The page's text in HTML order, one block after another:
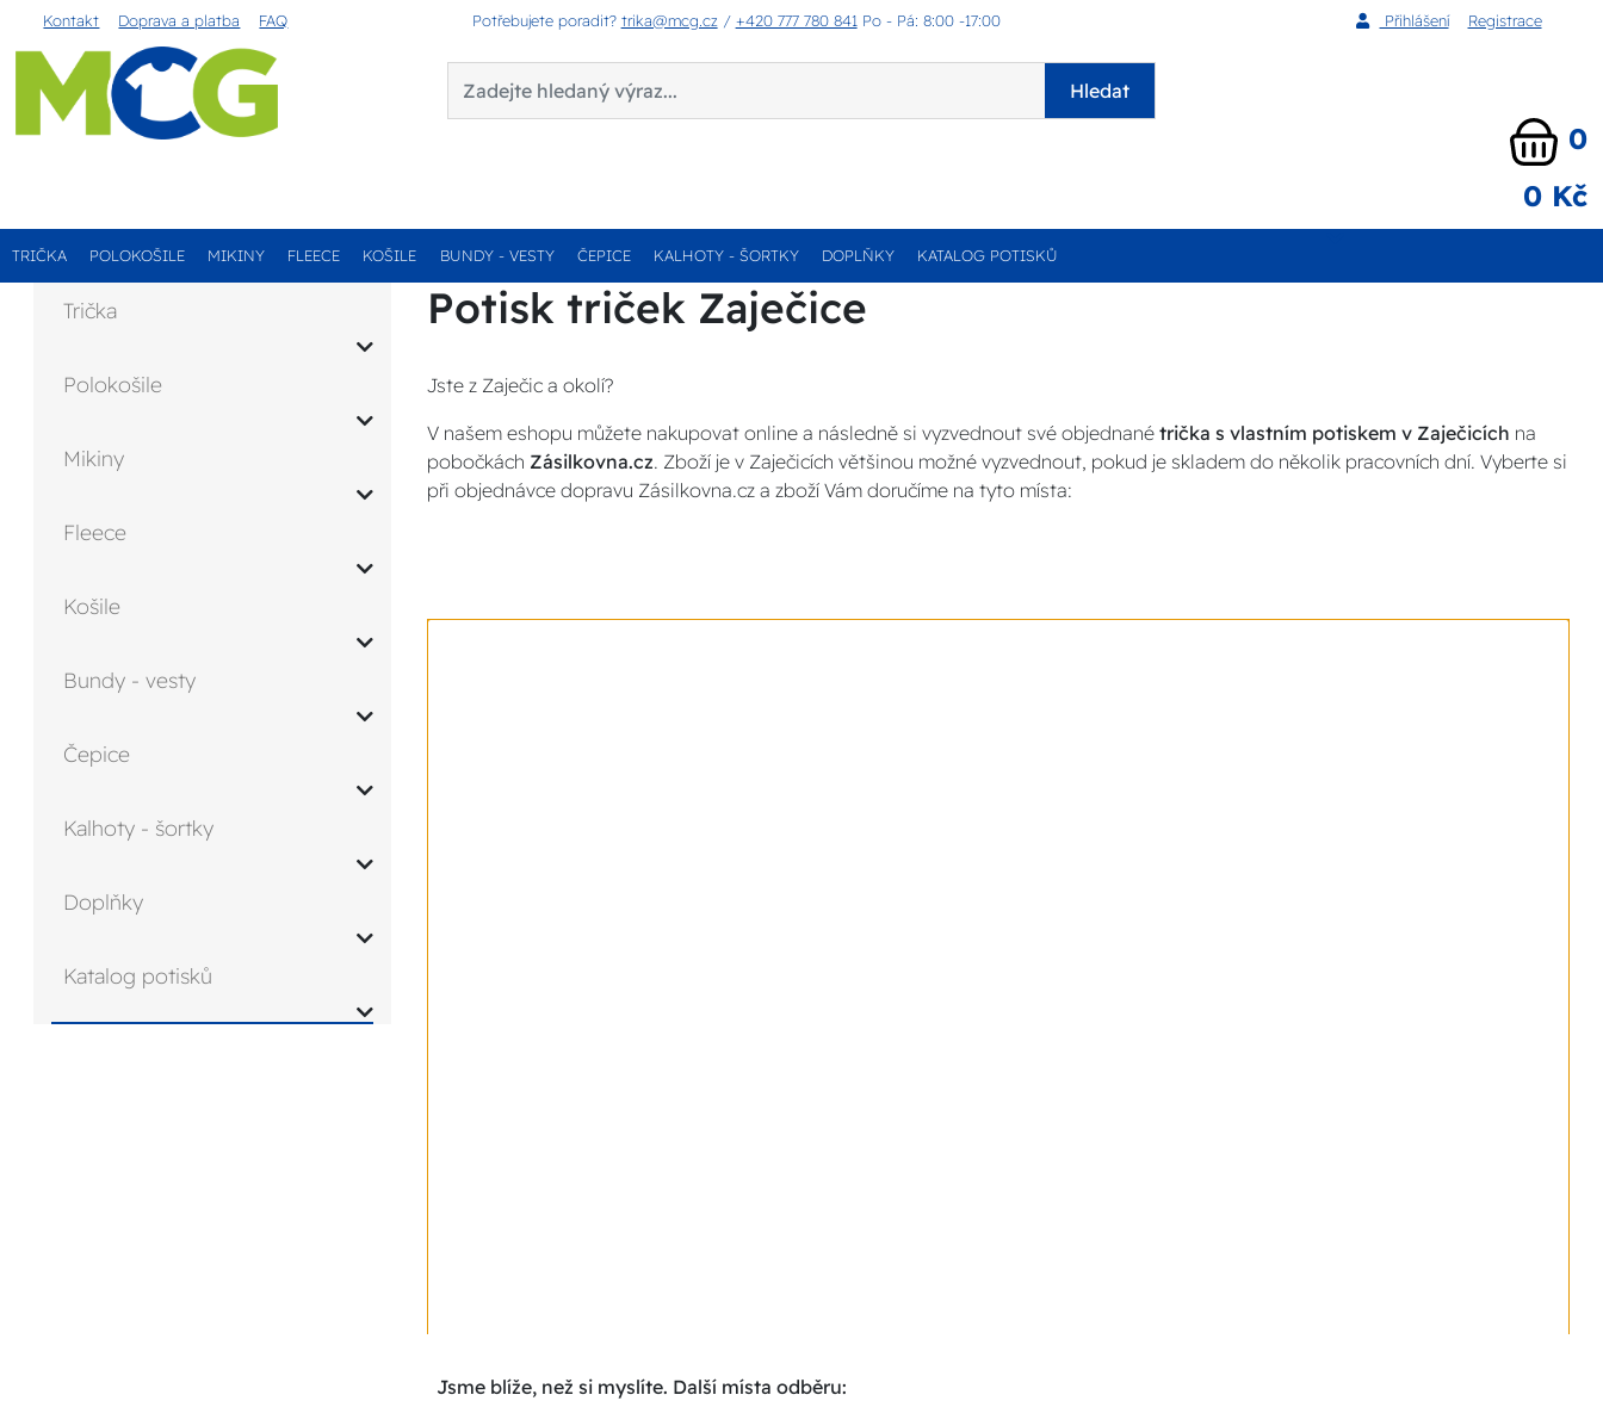
Kontakt Doprava a platba FAQ Potřebujete poradit? trika@mcg.cz / +420 777 780 841 Po - Pá: 8:00 -17:00 Přihlášení Registrace
Hledat
0
0 Kč
TRIČKA POLOKOŠILE MIKINY FLEECE KOŠILE BUNDY - VESTY ČEPICE KALHOTY - ŠORTKY DOPLŇKY KATALOG POTISKŮ
Trička
Polokošile
Mikiny
Fleece
Košile
Bundy - vesty
Čepice
Kalhoty - šortky
Doplňky
Katalog potisků
Potisk triček Zaječice
Jste z Zaječic a okolí?
V našem eshopu můžete nakupovat online a následně si vyzvednout své objednanétrička s vlastním potiskem v Zaječicích na
pobočkách Zásilkovna.cz. Zboží je v Zaječicích většinou možné vyzvednout, pokud je skladem do několik pracovních dní. Vyberte si
při objednávce dopravu Zásilkovna.cz a zboží Vám doručíme na tyto místa:
Jsme blíže, než si myslíte. Další místa odběru: